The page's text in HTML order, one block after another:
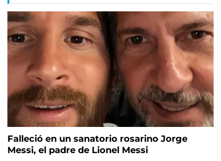
Falleció en un sanatorio rosarino Jorge
Messi, el padre de Lionel Messi